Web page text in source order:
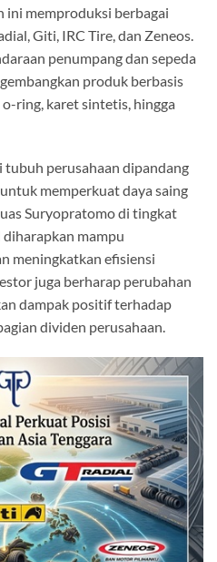
ini memproduksi berbagai
Giti, IRC Tire, dan Zeneos.
penumpang dan sepeda
produk berbasis
ring, karet sintetis, hingga
perusahaan dipandang
memperkuat daya saing
Suryopratomo di tingkat
mampu
meningkatkan efisiensi
juga berharap perubahan
dampak positif terhadap
dividen perusahaan.